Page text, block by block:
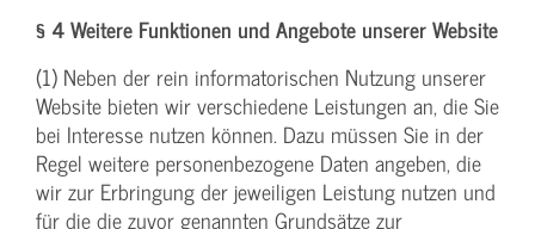
§ 4 Weitere Funktionen und Angebote unserer Website
(1) Neben der rein informatorischen Nutzung unserer
Website bieten wir verschiedene Leistungen an, die Sie
bei Interesse nutzen können. Dazu müssen Sie in der
Regel weitere personenbezogene Daten angeben, die
wir zur Erbringung der jeweiligen Leistung nutzen und
für die die zuvor genannten Grundsätze zur